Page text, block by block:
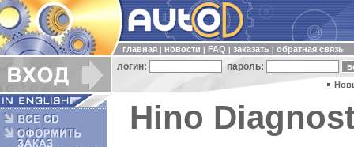
главная новости FAQ заказать обратная связь
логин: пароль:
Hino